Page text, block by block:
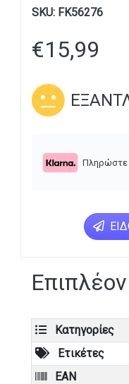
SKU: FK56276
€15,99
Πληρώστε
Κατηγορίες
Ετικέτες
EAN